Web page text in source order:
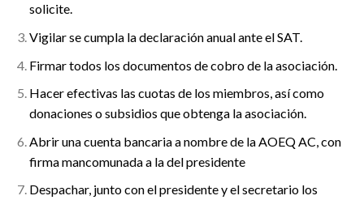
solicite.
Vigilar se cumpla la declaración anual ante el SAT.
Firmar todos los documentos de cobro de la asociación.
Hacer efectivas las cuotas de los miembros, así como
donaciones o subsidios que obtenga la asociación.
Abrir una cuenta bancaria a nombre de la AOEQ AC, con
firma mancomunada a la del presidente
Despachar, junto con el presidente y el secretario los